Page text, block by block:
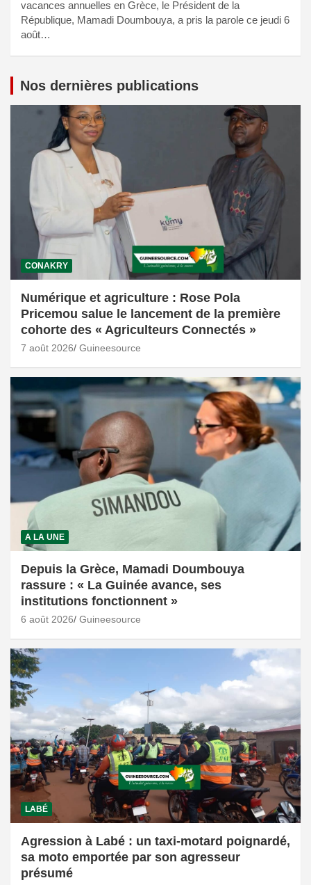
vacances annuelles en Grèce, le Président de la
République, Mamadi Doumbouya, a pris la parole ce jeudi 6
août…
Nos dernières publications
CONAKRY
Numérique et agriculture : Rose Pola
Pricemou salue le lancement de la première
cohorte des « Agriculteurs Connectés »
7 août 2026 Guineesource
A LA UNE
Depuis la Grèce, Mamadi Doumbouya
rassure : « La Guinée avance, ses
institutions fonctionnent »
6 août 2026 Guineesource
LABÉ
Agression à Labé : un taxi-motard poignardé,
sa moto emportée par son agresseur
présumé